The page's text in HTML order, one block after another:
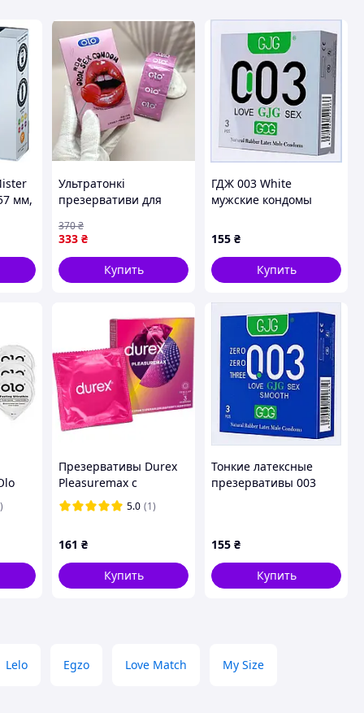
мм,
Ультратонкі
презервативи для
смаком полуниці ,
10шт
333 ₴
370₴
Купить
ГДЖ 003 White
мужские кондомы
90K295X32
155 ₴
Купить
Презервативы Durex
Pleasuremax с
силиконовой смазкой
с ребрами и точками 3
5.0 (1)
161 ₴
Купить
Тонкие латексные
презервативы 003
155 ₴
Купить
Lelo Egzo Love Match My Size